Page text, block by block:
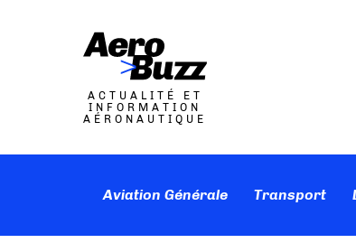
ACTUALITÉ ET
INFORMATION
AÉRONAUTIQUE
Aviation Générale Transport